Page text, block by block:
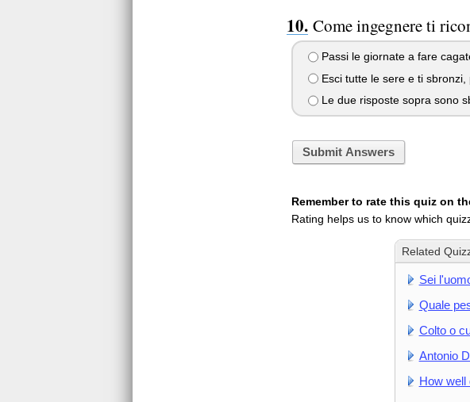
Come ingegnere ti
Passi le giornate a fare
Esci tutte le sere e ti
Le due risposte sopra sono
Submit Answers
Remember to rate this quiz on
Rating helps us to know which
Related
Sei
Quale
Colto o
Antonio
How well